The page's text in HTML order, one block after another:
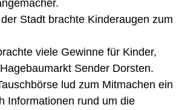
.
Stadtbrachte Kinderaugen zum
viele Gewinne für Kinder,
Sender Dorsten.
lud zum Mitmachen ein
Informationen rund um die